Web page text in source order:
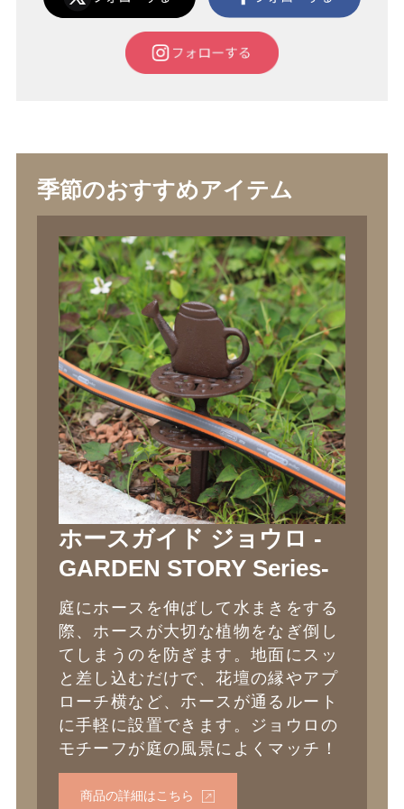
季節のおすすめアイテム
ホースガイド ジョウロ -
GARDEN STORY Series-
庭にホースを伸ばして水まきをする
際、ホースが大切な植物をなぎ倒し
てしまうのを防ぎます。地面にスッ
と差し込むだけで、花壇の縁やアプ
ローチ横など、ホースが通るルート
に手軽に設置できます。ジョウロの
モチーフが庭の風景によくマッチ！
商品の詳細はこちら